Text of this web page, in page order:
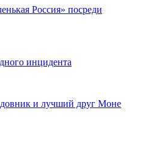
Россия» посреди
инцидента
и лучший друг Моне